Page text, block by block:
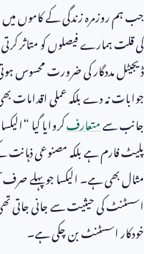
جب ہم روزمرہ زندگی کے کاموں
کی قلت ہمارے فیصلوں کو متاثر
ڈیجیٹل مددگار کی ضرورت
جوابات نہ دے بلکہ عملی اقدامات
جانب سےمتعارفکروایا گیا
پلیٹ فارم ہے بلکہ مصنوعی ذہانت
مثال بھی ہے۔ الیکسا جو پہلے صرف
اسسٹنٹ کی حیثیت سے جانی جاتی
خودکار اسسٹنٹ بن چکی ہے۔